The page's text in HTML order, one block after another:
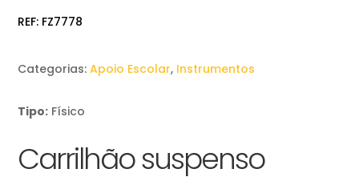
REF: FZ7778
Categorias:Apoio Escolar, Instrumentos
Tipo: Físico
Carrilhão suspenso